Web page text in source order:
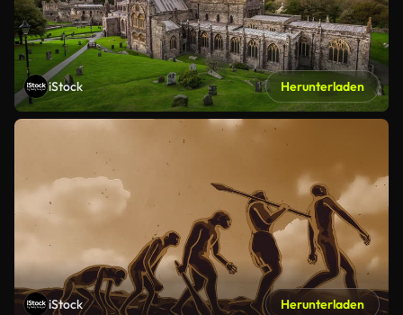
iStock Herunterladen
iStock Herunterladen